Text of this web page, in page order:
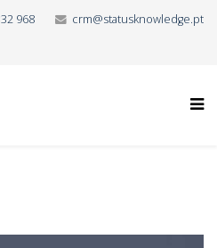
968 crm@statusknowledge.pt